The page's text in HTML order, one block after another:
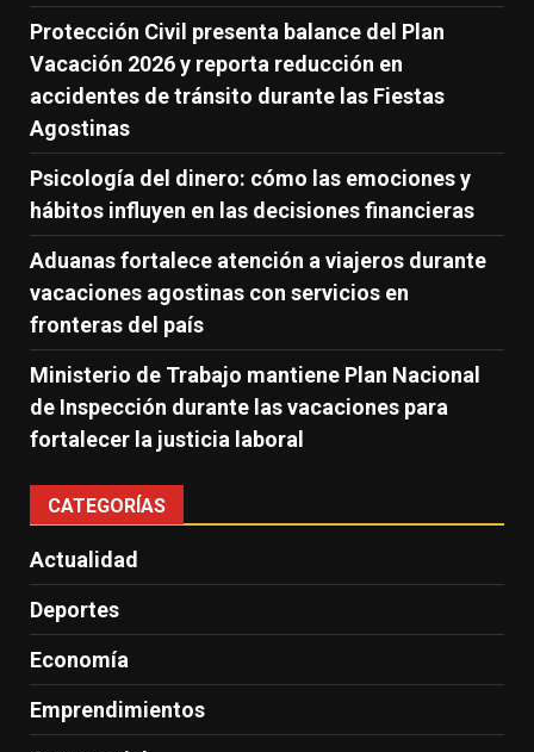
Protección Civil presenta balance del Plan
Vacación 2026 y reporta reducción en
accidentes de tránsito durante las Fiestas
Agostinas
Psicología del dinero: cómo las emociones y
hábitos influyen en las decisiones financieras
Aduanas fortalece atención a viajeros durante
vacaciones agostinas con servicios en
fronteras del país
Ministerio de Trabajo mantiene Plan Nacional
de Inspección durante las vacaciones para
fortalecer la justicia laboral
CATEGORÍAS
Actualidad
Deportes
Economía
Emprendimientos